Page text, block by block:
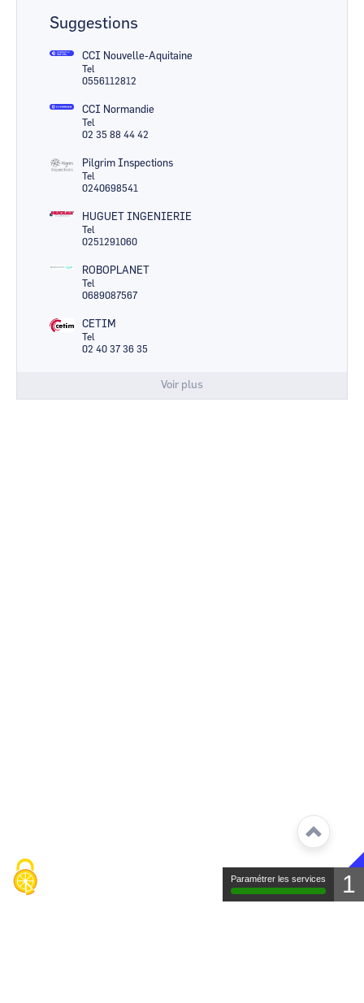
Suggestions
CCI Nouvelle-Aquitaine
Tel
0556112812
CCI Normandie
Tel
02 35 88 44 42
Pilgrim Inspections
Tel
0240698541
HUGUET INGENIERIE
Tel
0251291060
ROBOPLANET
Tel
0689087567
CETIM
Tel
02 40 37 36 35
Voir plus
Paramétrer les services 1